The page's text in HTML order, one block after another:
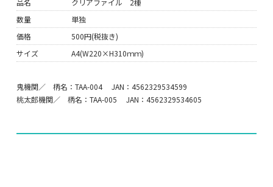
品名
クリアファイル 2種
数量
単独
価格
500円(税抜き)
サイズ
A4(W220×H310ｍｍ)
鬼機関／ 柄名：TAA-004 JAN：4562329534599
桃太郎機関／ 柄名：TAA-005 JAN：4562329534605